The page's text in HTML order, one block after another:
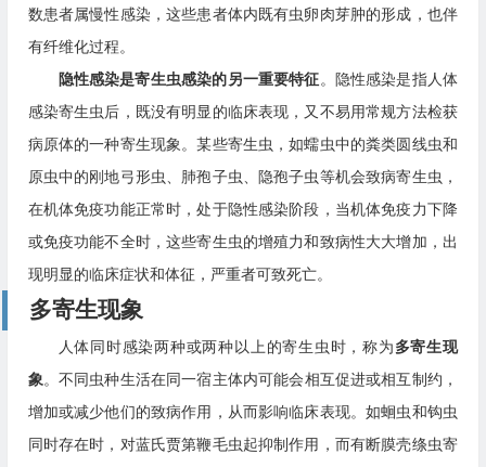
数患者属慢性感染，这些患者体内既有虫卵肉芽肿的形成，也伴
有纤维化过程。
隐性感染是寄生虫感染的另一重要特征。隐性感染是指人体
感染寄生虫后，既没有明显的临床表现，又不易用常规方法检获
病原体的一种寄生现象。某些寄生虫，如蠕虫中的粪类圆线虫和
原虫中的刚地弓形虫、肺孢子虫、隐孢子虫等机会致病寄生虫，
在机体免疫功能正常时，处于隐性感染阶段，当机体免疫力下降
或免疫功能不全时，这些寄生虫的增殖力和致病性大大增加，出
现明显的临床症状和体征，严重者可致死亡。
多寄生现象
人体同时感染两种或两种以上的寄生虫时，称为 多寄生现
象。不同虫种生活在同一宿主体内可能会相互促进或相互制约，
增加或减少他们的致病作用，从而影响临床表现。如蛔虫和钩虫
同时存在时，对蓝氏贾第鞭毛虫起抑制作用，而有断膜壳绦虫寄